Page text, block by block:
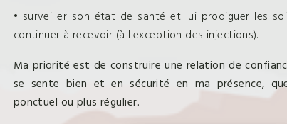
• surveiller son état de santé et lui prodiguer les
continuer à recevoir (à l'exception des injections).
Ma priorité est de construire une relation de
se sente bien et en sécurité en ma présence,
ponctuel ou plus régulier.